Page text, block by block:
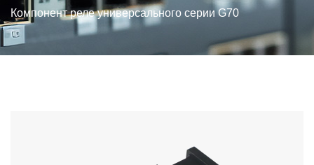
Компонент реле универсального серии G70